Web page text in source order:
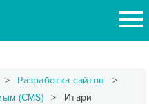
Разработка сайтов
(CMS)
Итари